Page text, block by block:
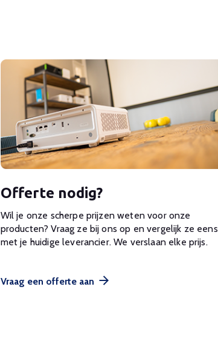
Offerte nodig?
Wil je onze scherpe prijzen weten voor onze
producten? Vraag ze bij ons op en vergelijk ze eens
met je huidige leverancier. We verslaan elke prijs.
Vraag een offerte aan